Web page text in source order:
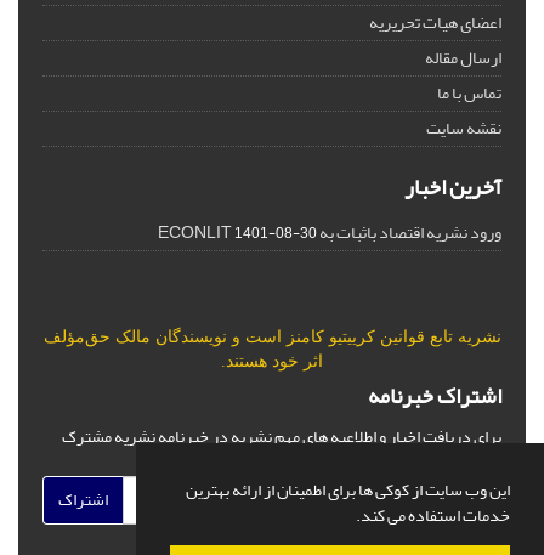
این وب سایت از کوکی ها برای اطمینان از ارائه بهترین
خدمات استفاده می کند.
اعضای هیات تحریریه
ارسال مقاله
تماس با ما
نقشه سایت
آخرین اخبار
ورود نشریه اقتصاد باثبات به ECONLIT1401-08-30
نشریه تابع قوانینکرییتیو کامنز
است و نویسندگان مالک حق‌مؤلف
اثر خود هستند.
اشتراک خبرنامه
برای دریافت اخبار و اطلاعیه های مهم نشریه در خبرنامه نشریه مشترک
اشتراک